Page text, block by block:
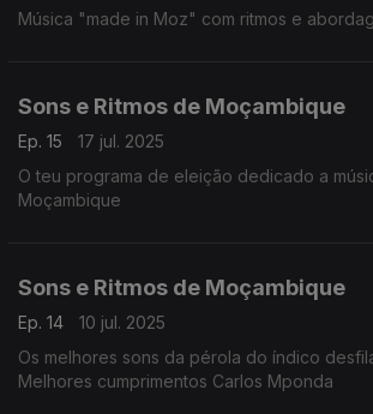
Música "made in Moz" com ritmos e
Sons e Ritmos de Moçambique
Ep. 15
17 jul. 2025
O teu programa de eleição dedicado a
Moçambique
Sons e Ritmos de Moçambique
Ep. 14
10 jul. 2025
Os melhores sons da pérola do índico
Melhores cumprimentos Carlos Mponda